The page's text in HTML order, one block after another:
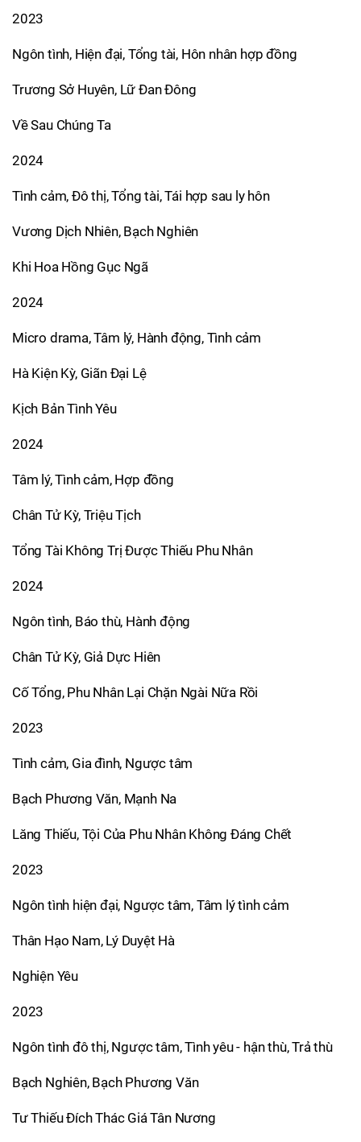
2023
Ngôn tình, Hiện đại, Tổng tài, Hôn nhân hợp đồng
Trương Sở Huyên, Lữ Đan Đông
Về Sau Chúng Ta
2024
Tình cảm, Đô thị, Tổng tài, Tái hợp sau ly hôn
Vương Dịch Nhiên, Bạch Nghiên
Khi Hoa Hồng Gục Ngã
2024
Micro drama, Tâm lý, Hành động, Tình cảm
Hà Kiện Kỳ, Giãn Đại Lệ
Kịch Bản Tình Yêu
2024
Tâm lý, Tình cảm, Hợp đồng
Chân Tử Kỳ, Triệu Tịch
Tổng Tài Không Trị Được Thiếu Phu Nhân
2024
Ngôn tình, Báo thù, Hành động
Chân Tử Kỳ, Giả Dực Hiên
Cố Tổng, Phu Nhân Lại Chặn Ngài Nữa Rồi
2023
Tình cảm, Gia đình, Ngược tâm
Bạch Phương Văn, Mạnh Na
Lăng Thiếu, Tội Của Phu Nhân Không Đáng Chết
2023
Ngôn tình hiện đại, Ngược tâm, Tâm lý tình cảm
Thân Hạo Nam, Lý Duyệt Hà
Nghiện Yêu
2023
Ngôn tình đô thị, Ngược tâm, Tình yêu - hận thù, Trả thù
Bạch Nghiên, Bạch Phương Văn
Tư Thiếu Đích Thác Giá Tân Nương